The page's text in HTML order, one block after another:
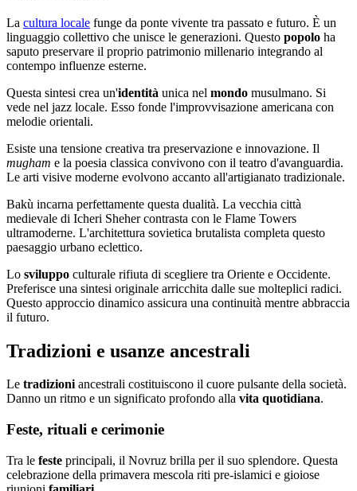
La cultura locale funge da ponte vivente tra passato e futuro. È un
linguaggio collettivo che unisce le generazioni. Questo popolo ha
saputo preservare il proprio patrimonio millenario integrando al
contempo influenze esterne.
Questa sintesi crea un'identità unica nel mondo musulmano. Si
vede nel jazz locale. Esso fonde l'improvvisazione americana con
melodie orientali.
Esiste una tensione creativa tra preservazione e innovazione. Il
mugham e la poesia classica convivono con il teatro d'avanguardia.
Le arti visive moderne evolvono accanto all'artigianato tradizionale.
Bakù incarna perfettamente questa dualità. La vecchia città
medievale di Icheri Sheher contrasta con le Flame Towers
ultramoderne. L'architettura sovietica brutalista completa questo
paesaggio urbano eclettico.
Lo sviluppo culturale rifiuta di scegliere tra Oriente e Occidente.
Preferisce una sintesi originale arricchita dalle sue molteplici radici.
Questo approccio dinamico assicura una continuità mentre abbraccia
il futuro.
Tradizioni e usanze ancestrali
Le tradizioniancestrali costituiscono il cuore pulsante della società.
Danno un ritmo e un significato profondo alla vita quotidiana.
Feste, rituali e cerimonie
Tra le feste principali, il Novruz brilla per il suo splendore. Questa
celebrazione della primavera mescola riti pre-islamici e gioiose